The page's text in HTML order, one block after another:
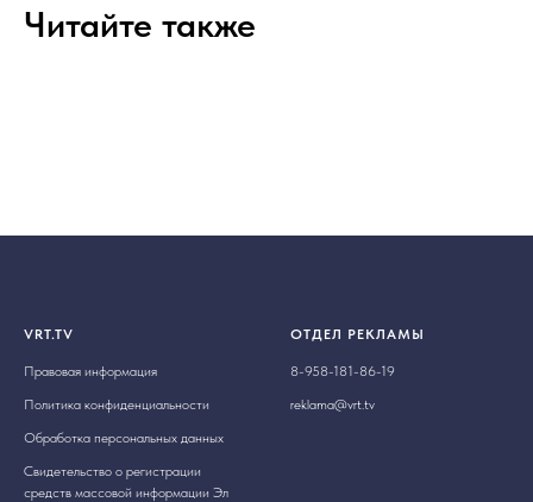
Читайте также
VRT.TV
Правовая информация
Политика конфиденциальности
Обработка персональных данных
Свидетельство о регистрации
средств массовой информации Эл
ОТДЕЛ РЕКЛАМЫ
8-958-181-86-19
reklama@vrt.tv